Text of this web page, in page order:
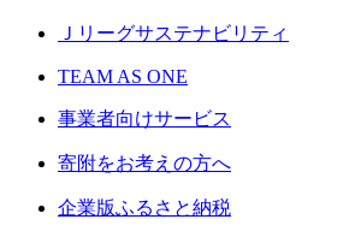
Ｊリーグサステナビリティ
TEAM AS ONE
事業者向けサービス
寄附をお考えの方へ
企業版ふるさと納税